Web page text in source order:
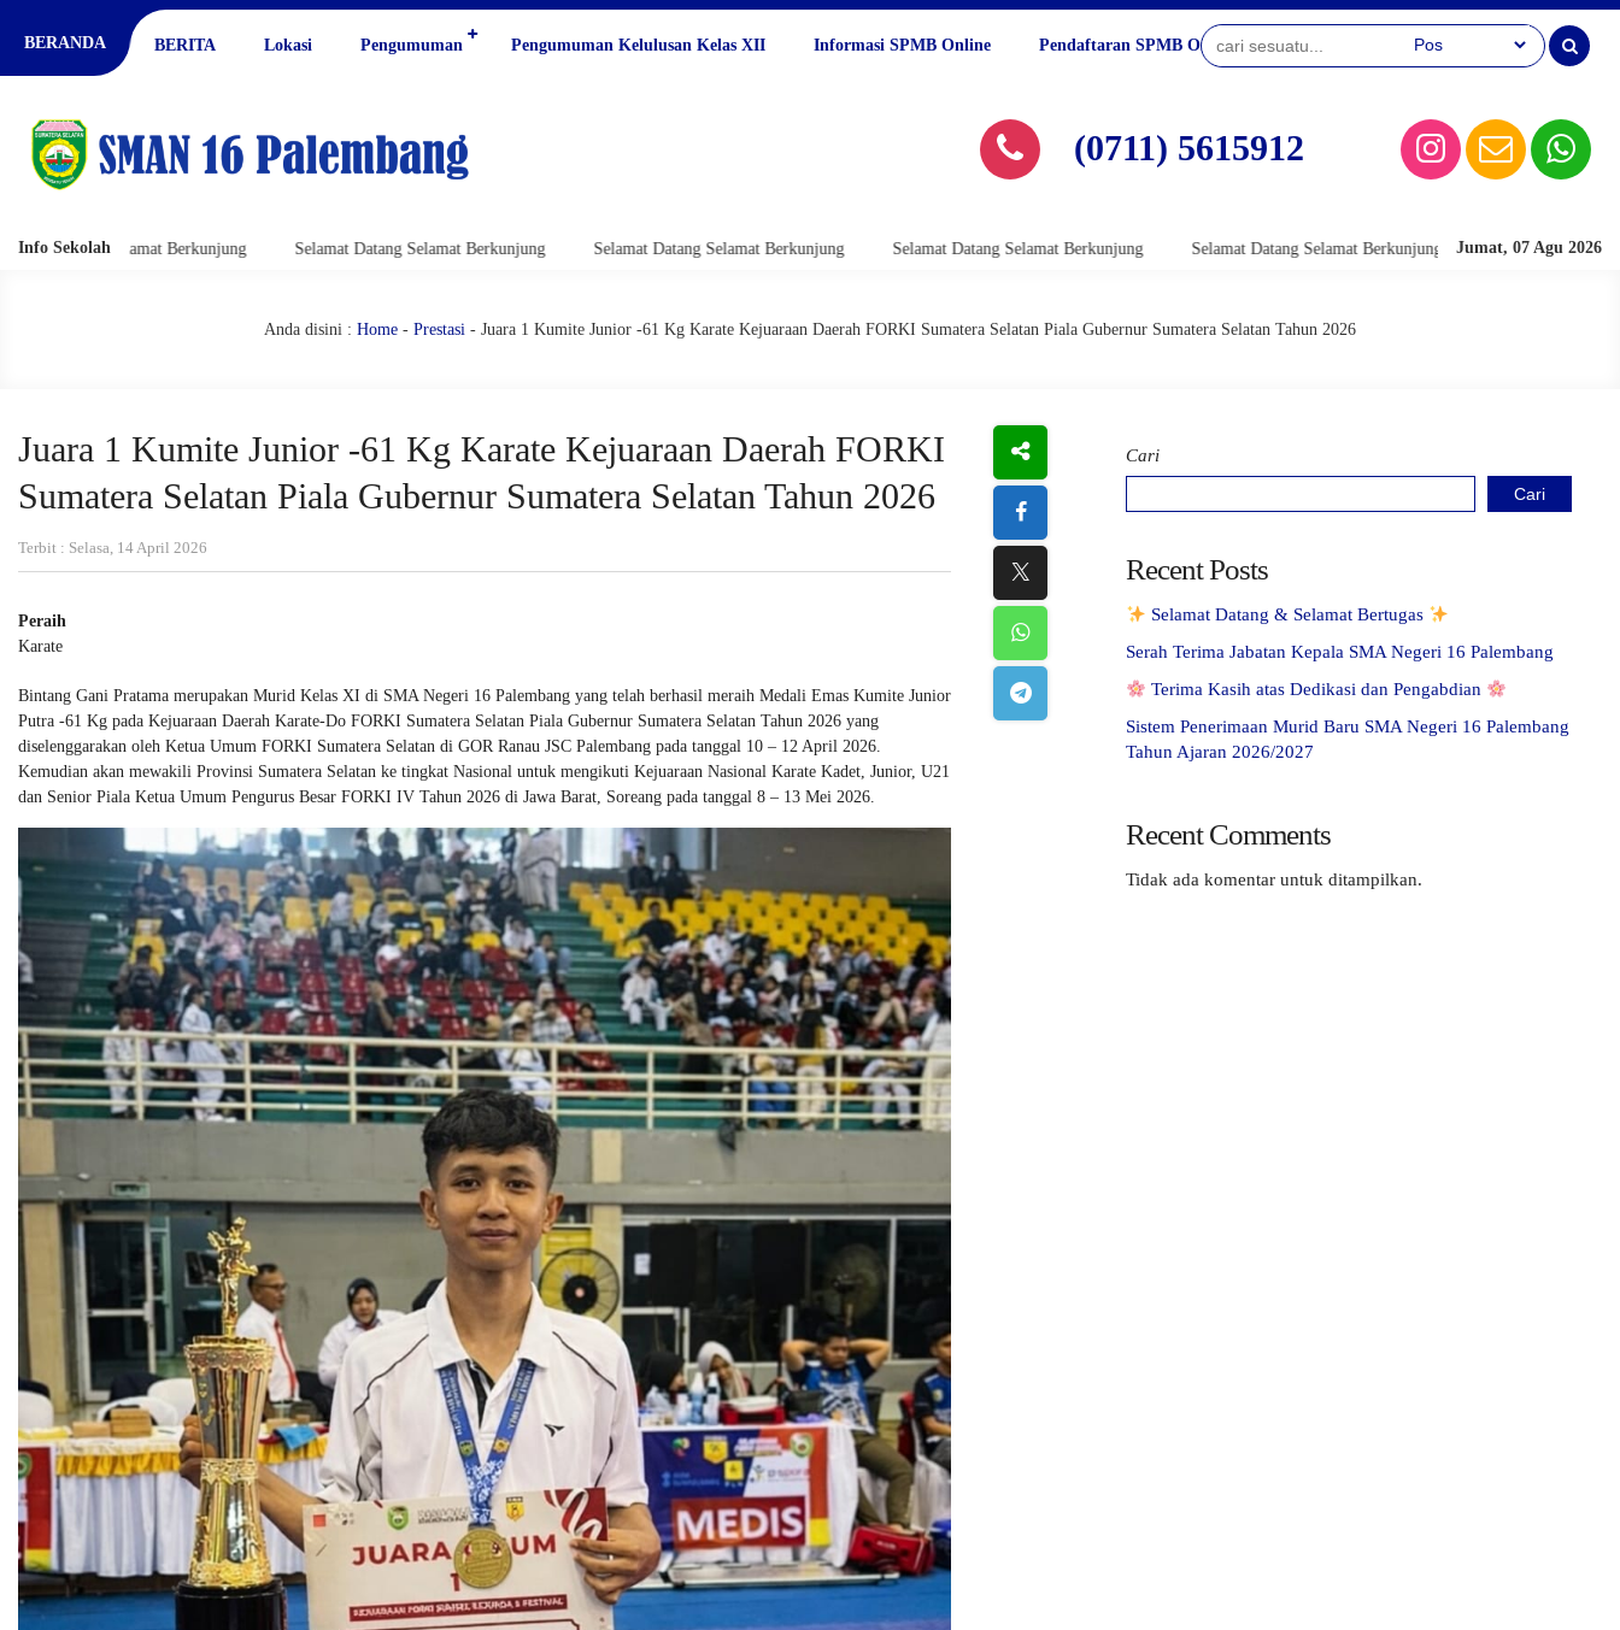
BERANDA BERITA Lokasi Pengumuman Pengumuman Kelulusan Kelas XII Informasi SPMB Online Pendaftaran SPMB Online
(0711) 5615912
Info Sekolah Jumat, 07 Agu 2026
Berkunjung Selamat Datang Selamat Berkunjung Selamat Datang Selamat Berkunjung Selamat Datang Selamat Berkunjung Selamat Datang Selamat Berkunjung Selamat Datang Selamat Berkunjung
Anda disini : Home - Prestasi - Juara 1 Kumite Junior -61 Kg Karate Kejuaraan Daerah FORKI Sumatera Selatan Piala Gubernur Sumatera Selatan Tahun 2026
Juara 1 Kumite Junior -61 Kg Karate Kejuaraan Daerah FORKI
Sumatera Selatan Piala Gubernur Sumatera Selatan Tahun 2026
Terbit : Selasa, 14 April 2026
Peraih
Karate
Bintang Gani Pratama merupakan Murid Kelas XI di SMA Negeri 16 Palembang yang telah berhasil meraih Medali Emas Kumite Junior
Putra -61 Kg pada Kejuaraan Daerah Karate-Do FORKI Sumatera Selatan Piala Gubernur Sumatera Selatan Tahun 2026 yang
diselenggarakan oleh Ketua Umum FORKI Sumatera Selatan di GOR Ranau JSC Palembang pada tanggal 10 – 12 April 2026.
Kemudian akan mewakili Provinsi Sumatera Selatan ke tingkat Nasional untuk mengikuti Kejuaraan Nasional Karate Kadet, Junior, U21
dan Senior Piala Ketua Umum Pengurus Besar FORKI IV Tahun 2026 di Jawa Barat, Soreang pada tanggal 8 – 13 Mei 2026.
Cari
Cari
Recent Posts
Selamat Datang & Selamat Bertugas
Serah Terima Jabatan Kepala SMA Negeri 16 Palembang
Terima Kasih atas Dedikasi dan Pengabdian
Sistem Penerimaan Murid Baru SMA Negeri 16 Palembang
Tahun Ajaran 2026/2027
Recent Comments
Tidak ada komentar untuk ditampilkan.